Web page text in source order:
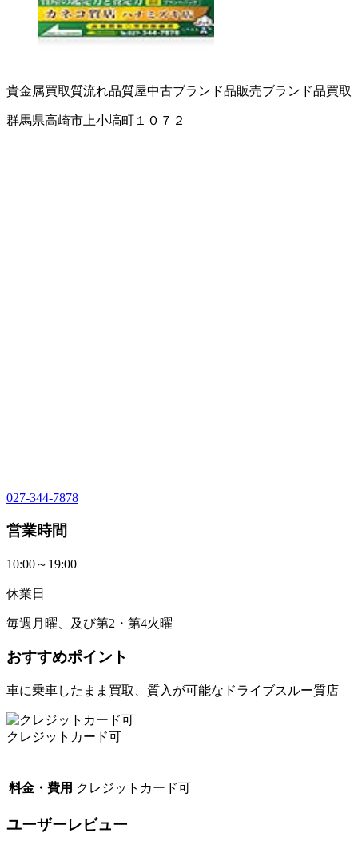
貴金属買取質流れ品質屋中古ブランド品販売ブランド品買取
群馬県高崎市上小塙町１０７２
027-344-7878
営業時間
10:00～19:00
休業日
毎週月曜、及び第2・第4火曜
おすすめポイント
車に乗車したまま買取、質入が可能なドライブスルー質店
クレジットカード可
料金・費用 クレジットカード可
ユーザーレビュー